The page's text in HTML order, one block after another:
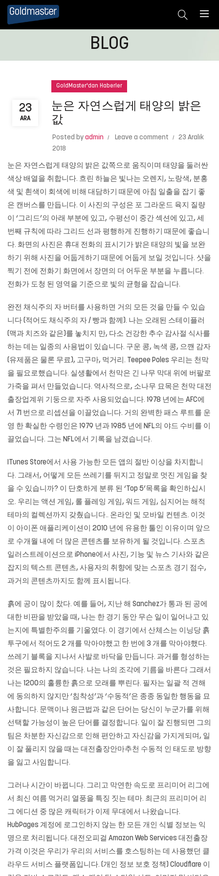
BLOG
23
ARA
GoldMaster'dan Haberler
눈은 자연스럽게 태양의 밝은
값
Posted by admin Leave a comment
23 Aralık
2018
눈은 자연스럽게 태양의 밝은 값쪽으로 움직이며 태양을 둘러싼
색상 배열을 취합니다. 흐린 하늘은 빛나는 오렌지, 노랑색, 분홍
색 및 흰색이 회색에 비해 대담하기 때문에 아침 일출을 잡기 좋
은 캔버스를 만듭니다. 이 사진의 구성은 포 그라운드 육지 질량
이 ‘그리드’의 아래 부분에 있고, 수평선이 중간 섹션에 있고, 세
번째 규칙에 따라 그리드 선과 평행하게 진행하기 때문에 좋습니
다. 화면의 사진은 휴대 전화의 표시기가 밝은 태양의 빛을 보완
하기 위해 사진을 어둡게하기 때문에 어둡게 보일 것입니다. 샷을
찍기 전에 전화기 화면에서 장면의 더 어두운 부분을 누릅니다.
전화가 도청 된 영역을 기준으로 빛의 균형을 잡습니다.
완전 채식주의 자 버터를 사용하면 거의 모든 것을 만들 수 있습
니다 (적어도 채식주의 자 / 빵과 함께). 나는 오래된 스테이플러
(맥과 치즈와 같은)를 놓치지 만, 다소 건강한 추수 감사절 식사를
하는 데는 일종의 사용법이 있습니다. 구운 콩, 녹색 콩, 으깬 감자
(유제품은 물론 무료), 고구마, 먹거리. Teepee Poles 우리는 천막
을 필요로했습니다. 실생활에서 천막은 긴 나무 막대 위에 버팔로
가죽을 펴서 만들었습니다. 역사적으로, 소나무 묘목은 천막 대전
출장업계위 기둥으로 자주 사용되었습니다. 1978 년에는 AFC에
서 71 번으로 리셉션을 이끌었습니다. 거의 완벽한 패스 루트를 운
영 한 확실한 수령인은 1979 년과 1985 년에 NFL의 야드 수비를 이
끌었습니다. 그는 NFL에서 기록을 남겼습니다.
ITunes Store에서 사용 가능한 모든 앱의 절반 이상을 차지합니
다. 그래서, 어떻게 모든 쓰레기를 뒤지고 정말로 멋진 게임을 찾
을 수 있습니까? 이 단호하게 분류 된 ‘Top 5’목록을 확인하십시
오. 우리는 액션 게임, 롤 플레잉 게임, 워드 게임, 심지어는 해적
테마의 컬렉션까지 갖췄습니다.. 온라인 및 모바일 컨텐츠. 이것
이 아이폰 애플리케이션이 2010 년에 유용한 툴인 이유이며 앞으
로 수개월 내에 더 많은 콘텐츠를 보유하게 될 것입니다. 스포츠
일러스트레이션으로 iPhone에서 사진, 기능 및 뉴스 기사와 같은
잡지의 텍스트 콘텐츠, 사용자의 취향에 맞는 스포츠 경기 점수,
과거의 콘텐츠까지도 함께 표시됩니다.
흙에 공이 많이 찼다. 예를 들어, 지난 해 Sanchez가 통과 된 공에
대한 비판을 받았을 때, 나는 한 경기 동안 무슨 일이 일어나고 있
는지에 특별한주의를 기울였다. 이 경기에서 산체스는 이닝당 흙
투구에서 적어도 2 개를 막아야했고 한 번에 3 개를 막아야했다.
쓰레기 블록을 지나서 사발로 바닥을 만듭니다. 과거를 형성하는
것은 필요하지 않습니다. 나는 나의 조각에 기름을 바른다 그래서
나는 1200의 훌륭한 흙으로 모래를 뿌린다. 필자는 일괄 적 견해
에 동의하지 않지만 ‘침착성’과 ‘수동적’은 종종 동일한 행동을 묘
사합니다. 문맥이나 원근법과 같은 단어는 당신이 누군가를 위해
선택할 가능성이 높은 단어를 결정합니다. 일이 잘 진행되면 그의
팀은 차분한 자신감으로 인해 편안하고 자신감을 가지게되며, 일
이 잘 풀리지 않을 때는 대전출장안마추천 수동적 인 태도로 방향
을 잃고 사임합니다.
그러나 시간이 바뀝니다. 그리고 막연한 속도로 프리미어 리그에
서 최신 여름 먹거리 열풍을 특징 짓는 테마. 최근의 프리미어 리
그 에디션 중 많은 캐릭터가 이제 무대에서 나왔습니다.
HubPages 계정에 로그인하지 않는 한 모든 개인 식별 정보는 익
명으로 처리됩니다. 대전오피걸 Amazon Web Services 대전출장
가격 이것은 우리가 우리의 서비스를 호스팅하는 데 사용했던 클
라우드 서비스 플랫폼입니다. (개인 정보 보호 정책) Cloudflare 이